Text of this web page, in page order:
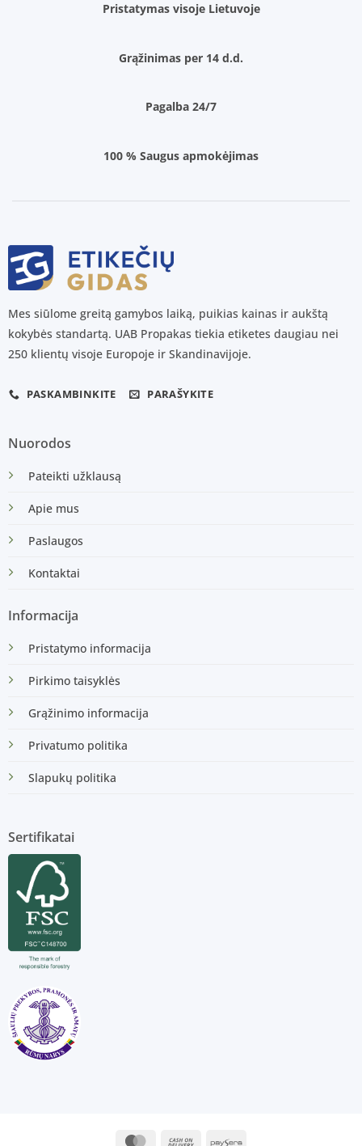
Pristatymas visoje Lietuvoje
Grąžinimas per 14 d.d.
Pagalba 24/7
100 % Saugus apmokėjimas
Mes siūlome greitą gamybos laiką, puikias kainas ir aukštą
kokybės standartą. UAB Propakas tiekia etiketes daugiau nei
250 klientų visoje Europoje ir Skandinavijoje.
PASKAMBINKITE PARAŠYKITE
Nuorodos
Pateikti užklausą
Apie mus
Paslaugos
Kontaktai
Informacija
Pristatymo informacija
Pirkimo taisyklės
Grąžinimo informacija
Privatumo politika
Slapukų politika
Sertifikatai
MasterCardCash Paysera